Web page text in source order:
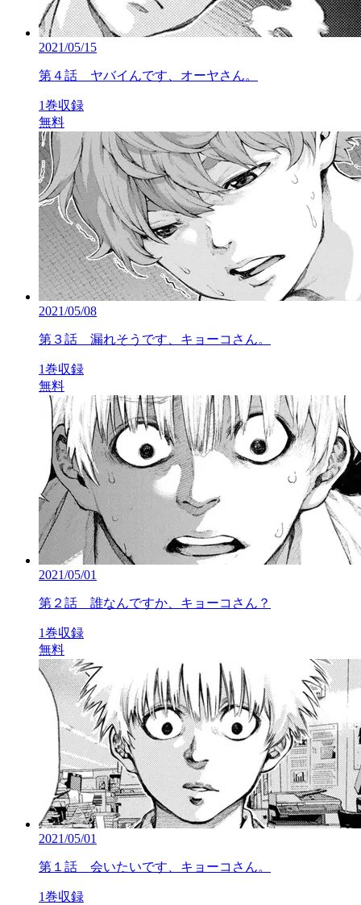
2021/05/15
第４話 ヤバイんです、オーヤさん。
1巻収録
無料
2021/05/08
第３話 漏れそうです、キョーコさん。
1巻収録
無料
2021/05/01
第２話 誰なんですか、キョーコさん？
1巻収録
無料
2021/05/01
第１話 会いたいです、キョーコさん。
1巻収録